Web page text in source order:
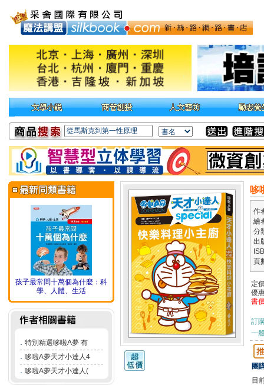
孩子最常問十萬個為什麼：科
學、人體、生活
． 特別精選哆啦A夢 有
． 哆啦A夢天才小達人4
． 哆啦A夢天才小達人(
哆
作
繪
分
出
頁
定
優
書
訂
一
團
目